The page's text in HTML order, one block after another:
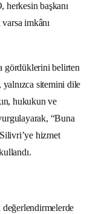
herkesin başkanı
imkânı
gördüklerini belirten
sitemini dile
hukukun ve
“Buna
hizmet